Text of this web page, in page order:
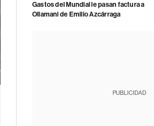
Gastos del Mundial le pasan factura a
Ollamani de Emilio Azcárraga
PUBLICIDAD